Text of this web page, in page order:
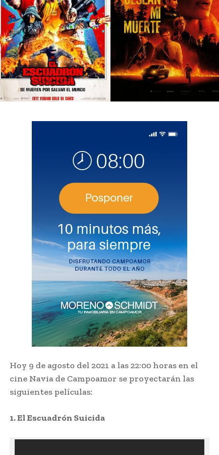
Hoy 9 de agosto del 2021 a las 22:00 horas en el
cine Navia de Campoamor se proyectarán las
siguientes películas:
1. El Escuadrón Suicida